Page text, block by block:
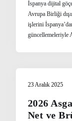
İspanya dijital
Avrupa Birliği
işlerini
güncellemeleriyle
23 Aralık 2025
2026
Net ve